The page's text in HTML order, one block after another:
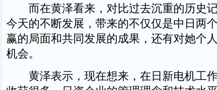
而在黄泽看来，对比过去沉重的历史
今天的不断发展，带来的不仅仅是中日两
赢的局面和共同发展的成果，还有对她个
机会。
黄泽表示，现在想来，在日新电机工